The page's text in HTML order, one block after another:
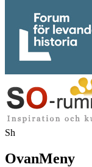
Sh
OvanMeny